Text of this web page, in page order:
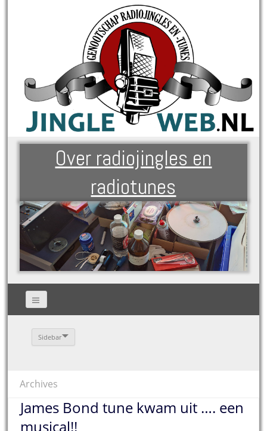
Over radiojingles en
radiotunes
Sidebar
Archives
James Bond tune kwam uit …. een
musical!!